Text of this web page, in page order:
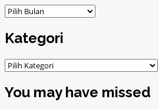
ARSIP
Kategori
Kategori
You may have missed